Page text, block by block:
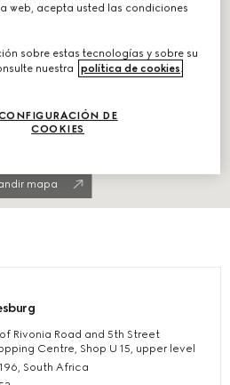
mapa
Rivonia Road and 5th Street
Centre, Shop U 15, upper level
South Africa
web, acepta usted las condiciones
sobre estas tecnologías y sobre su
nuestra
política de cookies
DE
COOKIES